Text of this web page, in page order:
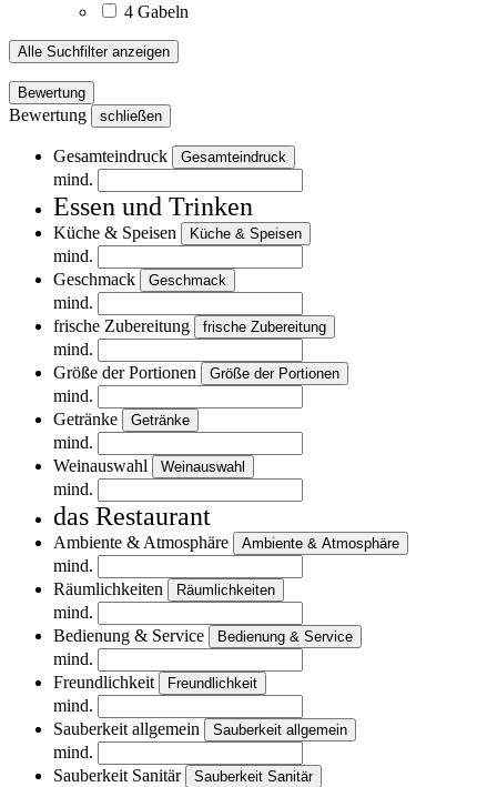
4 Gabeln
Alle Suchfilter anzeigen
Bewertung
Bewertung schließen
Gesamteindruck Gesamteindruck
mind.
Essen und Trinken
Küche & Speisen Küche & Speisen
mind.
Geschmack
Geschmack
mind.
frische Zubereitung
frische Zubereitung
mind.
Größe der Portionen
Größe der Portionen
mind.
Getränke
Getränke
mind.
Weinauswahl
Weinauswahl
mind.
das Restaurant
Ambiente & Atmosphäre Ambiente & Atmosphäre
mind.
Räumlichkeiten
Räumlichkeiten
mind.
Bedienung & Service
Bedienung & Service
mind.
Freundlichkeit
Freundlichkeit
mind.
Sauberkeit allgemein
Sauberkeit allgemein
mind.
Sauberkeit Sanitär
Sauberkeit Sanitär